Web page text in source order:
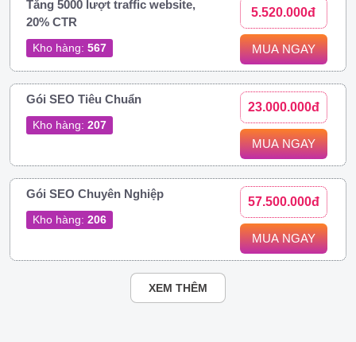
Tăng 5000 lượt traffic website,
20% CTR
Kho hàng: 567
5.520.000đ
MUA NGAY
Gói SEO Tiêu Chuẩn
Kho hàng: 207
23.000.000đ
MUA NGAY
Gói SEO Chuyên Nghiệp
Kho hàng: 206
57.500.000đ
MUA NGAY
XEM THÊM